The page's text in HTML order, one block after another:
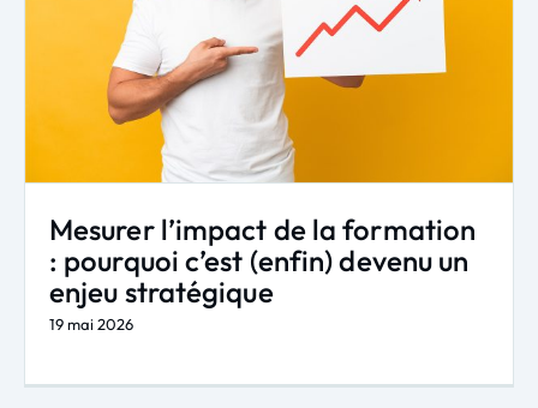
Mesurer l’impact de la formation
: pourquoi c’est (enfin) devenu un
enjeu stratégique
19 mai 2026